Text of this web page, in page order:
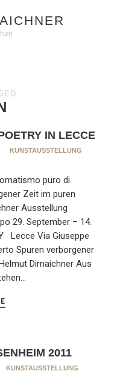
IN LECCE
KUNSTAUSSTELLUNG
puro di
Zeit im puren
Ausstellung
29. September – 14.
Lecce Via Giuseppe
Spuren verborgener
Dirnaichner Aus
2011
KUNSTAUSSTELLUNG